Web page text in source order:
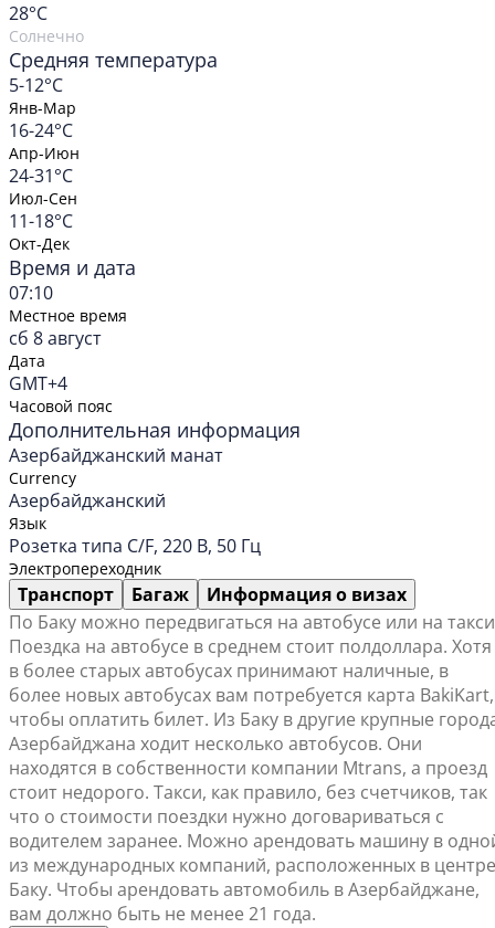
28°C
Солнечно
Средняя температура
5-12°C
Янв-Мар
16-24°C
Апр-Июн
24-31°C
Июл-Сен
11-18°C
Окт-Дек
Время и дата
07:10
Местное время
сб 8 август
Дата
GMT+4
Часовой пояс
Дополнительная информация
Азербайджанский манат
Currency
Азербайджанский
Язык
Розетка типа C/F, 220 В, 50 Гц
Электропереходник
Транспорт Багаж
Информация о визах
По Баку можно передвигаться на автобусе или на
Поездка на автобусе в среднем стоит полдоллара. Хотя
в более старых автобусах принимают наличные, в
более новых автобусах вам потребуется карта BakiKart,
чтобы оплатить билет. Из Баку в другие крупные
Азербайджана ходит несколько автобусов. Они
находятся в собственности компании Mtrans, а проезд
стоит недорого. Такси, как правило, без счетчиков, так
что о стоимости поездки нужно договариваться с
водителем заранее. Можно арендовать машину в
из международных компаний, расположенных в центре
Баку. Чтобы арендовать автомобиль в Азербайджане,
вам должно быть не менее 21 года.